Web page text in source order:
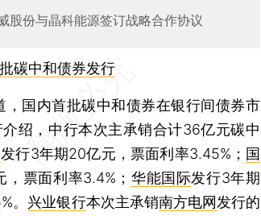
股份与晶科能源签订战略合作协议
碳中和债券发行
国内首批碳中和债券在银行间债券市
绍，中行本次主承销合计36亿元碳中
发行3年期20亿元，票面利率3.45%； 国
票面利率3.4%； 华能国际发行3年期
。 兴业银行本次主承销南方电网发行的